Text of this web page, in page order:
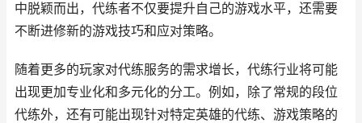
中脱颖而出，代练者不仅要提升自己的游戏水平，还需要
不断进修新的游戏技巧和应对策略。
随着更多的玩家对代练服务的需求增长，代练行业将可能
出现更加专业化和多元化的分工。例如，除了常规的段位
代练外，还有可能出现针对特定英雄的代练、游戏策略的